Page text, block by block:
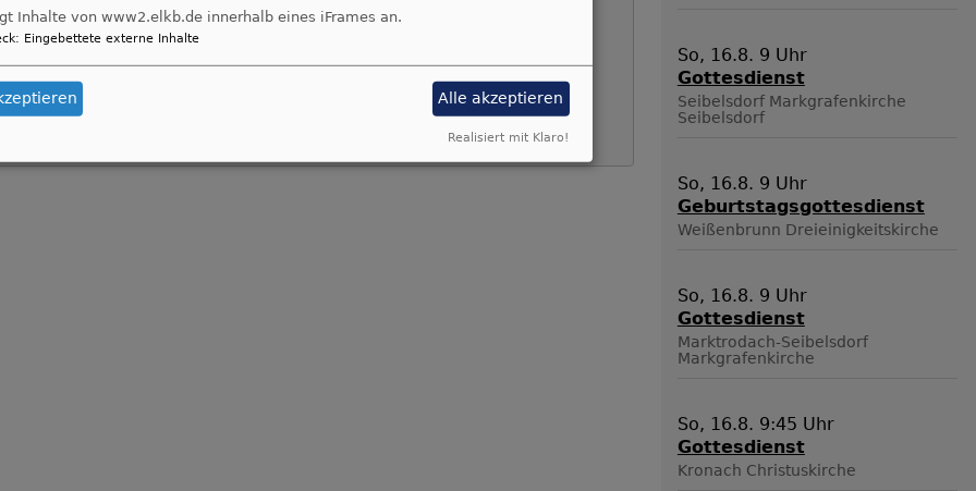
So, 16.8. 9 Uhr
Gottesdienst
Seibelsdorf Markgrafenkirche
Seibelsdorf
So, 16.8. 9 Uhr
Geburtstagsgottesdienst
Weißenbrunn Dreieinigkeitskirche
So, 16.8. 9 Uhr
Gottesdienst
Marktrodach-Seibelsdorf
Markgrafenkirche
So, 16.8. 9:45 Uhr
Gottesdienst
Kronach Christuskirche
Inhalte von www2.elkb.de innerhalb eines iFrames an.
: Eingebettete externe Inhalte
Alle akzeptieren
Realisiert mit Klaro!